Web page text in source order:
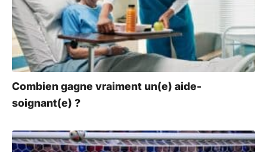
Combien gagne vraiment un(e) aide-
soignant(e) ?